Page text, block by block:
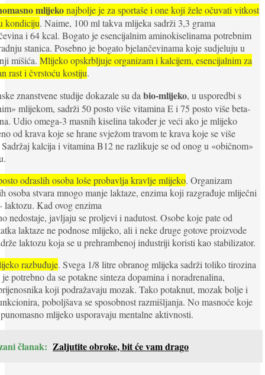
mlijekonajbolje je za sportaše i one koji žele očuvati vitkost
kondiciju. Naime, 100 ml takva mlijeka sadrži 3,3 grama
i 64 kcal. Bogato je esencijalnim aminokiselinama potrebnim
stanica. Posebno je bogato bjelančevinama koje sudjeluju u
mišića. Mlijeko opskrbljuje organizam i kalcijem, esencijalnim za
rast i čvrstoću kostiju.
znanstvene studije dokazale su dabio-mlijeko, u usporedbi s
mlijekom, sadrži 50 posto više vitamina E i 75 posto više beta-
Udio omega-3 masnih kiselina također je veći ako je mlijeko
od krava koje se hrane svježom travom te krava koje se više
kalcija i vitamina B12 ne razlikuje se od onog u «običnom»
odraslih osoba loše probavlja kravlje mlijeko. Organizam
osoba stvara mnogo manje laktaze, enzima koji razgrađuje mliječni
laktozu. Kad ovog enzima
nedostaje, javljaju se proljevi i nadutost. Osobe koje pate od
laktaze ne podnose mlijeko, ali i neke druge gotove proizvode
laktozu koja se u prehrambenoj industriji koristi kao stabilizator.
razbuđuje. Svega 1/8 litre obranog mlijeka sadrži toliko tirozina
potrebno da se potakne sinteza dopamina i noradrenalina,
koji podražavaju mozak. Tako potaknut, mozak bolje i
poboljšava se sposobnost razmišljanja. No masnoće koje
mlijeko usporavaju mentalne aktivnosti.
članak: Zaljutite obroke, bit će vam drago